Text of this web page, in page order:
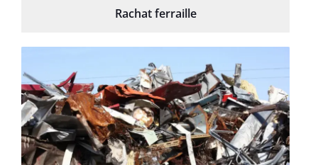
Rachat ferraille